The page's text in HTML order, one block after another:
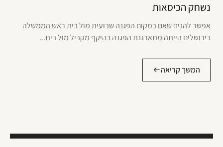
נשחק הכיסאות
אפשר להניח שאם במקום הפגנה שבועית מול בית ראש הממשלה
בירושלים הייתה מתארגנת הפגנה בהיקף מקביל מול בית...
המשך קריאה